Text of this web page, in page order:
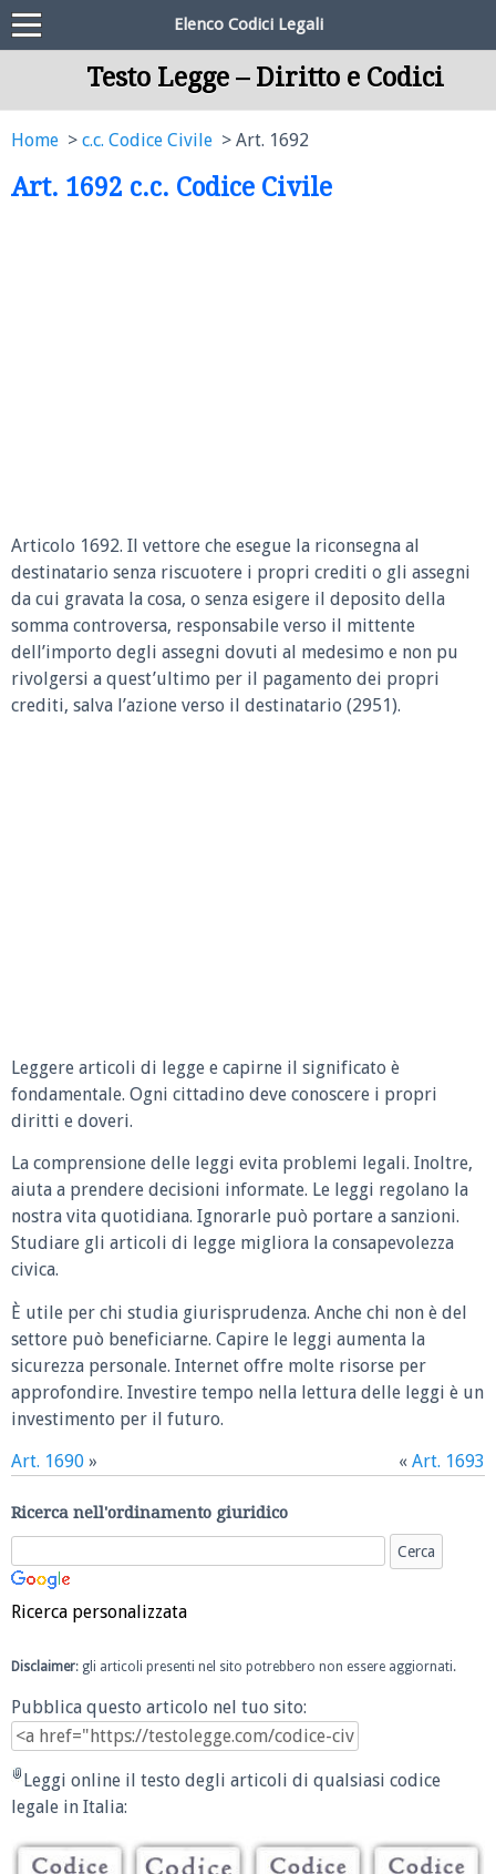
Elenco Codici Legali
Testo Legge – Diritto e Codici
Home c.c. Codice Civile Art. 1692
Art. 1692 c.c. Codice Civile
Articolo 1692. Il vettore che esegue la riconsegna al
destinatario senza riscuotere i propri crediti o gli assegni
da cui gravata la cosa, o senza esigere il deposito della
somma controversa, responsabile verso il mittente
dell’importo degli assegni dovuti al medesimo e non pu
rivolgersi a quest’ultimo per il pagamento dei propri
crediti, salva l’azione verso il destinatario (2951).
Leggere articoli di legge e capirne il significato è
fondamentale. Ogni cittadino deve conoscere i propri
diritti e doveri.
La comprensione delle leggi evita problemi legali. Inoltre,
aiuta a prendere decisioni informate. Le leggi regolano la
nostra vita quotidiana. Ignorarle può portare a sanzioni.
Studiare gli articoli di legge migliora la consapevolezza
civica.
È utile per chi studia giurisprudenza. Anche chi non è del
settore può beneficiarne. Capire le leggi aumenta la
sicurezza personale. Internet offre molte risorse per
approfondire. Investire tempo nella lettura delle leggi è un
investimento per il futuro.
Art. 1690 » « Art. 1693
Ricerca nell'ordinamento giuridico
Ricerca personalizzata
Disclaimer: gli articoli presenti nel sito potrebbero non essere aggiornati.
Pubblica questo articolo nel tuo sito:
Leggi online il testo degli articoli di qualsiasi codice
legale in Italia: